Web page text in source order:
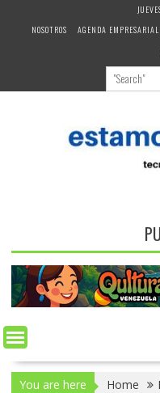
NOSOTROS
AGENDA EMPRESARIAL
You are here Home